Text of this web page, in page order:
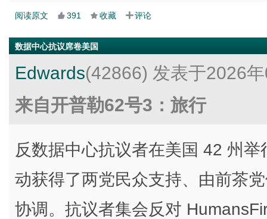
阅读原文 391 收藏 评论
数据中心抗议席卷美国
Edwards(42866) 发表于2026
来自开普勒62号3：旅行
反数据中心抗议者在美国 42 州
动获得了两党民众支持、由前茶
协调。抗议者集会反对